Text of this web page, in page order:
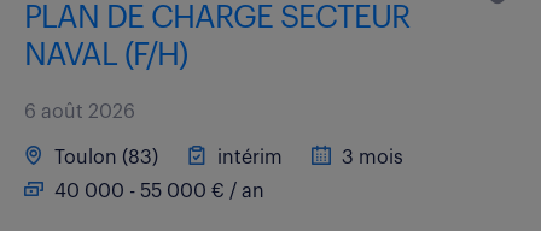
PLAN DE CHARGE SECTEUR
NAVAL (F/H)
6 août 2026
Toulon (83) intérim
3 mois
40 000 - 55 000 € / an